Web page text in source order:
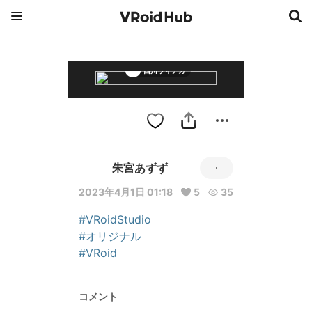
西川ウィチカ
朱宮あずず
2023年4月1日 01:18 5 35
#VRoidStudio
#オリジナル
#VRoid
コメント